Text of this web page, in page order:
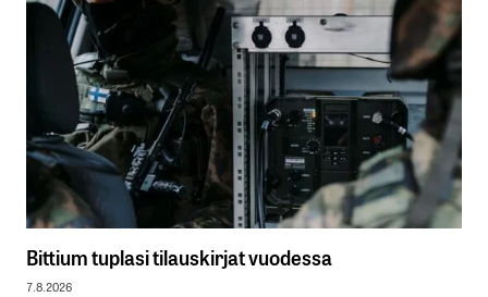
Bittium tuplasi tilauskirjat vuodessa
7.8.2026